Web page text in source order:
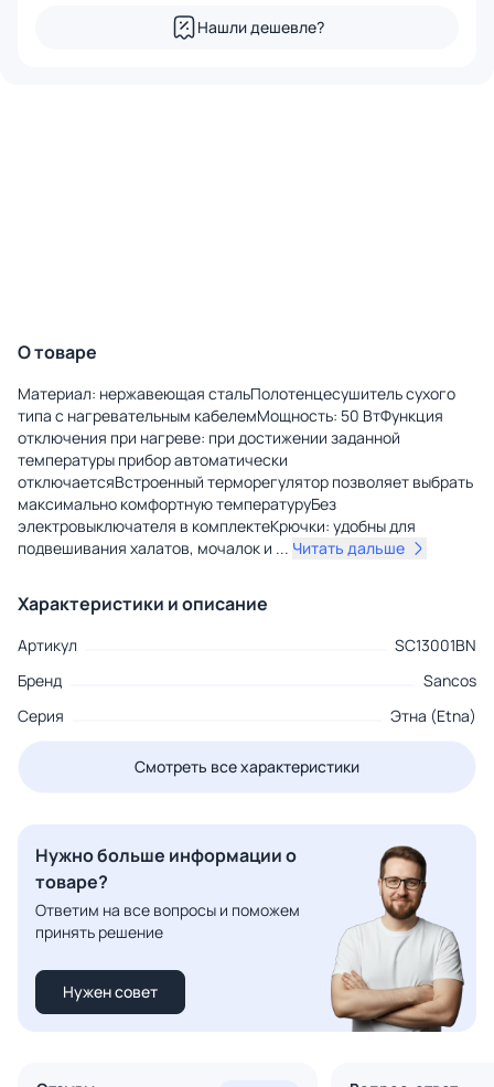
Нашли дешевле?
О товаре
Материал: нержавеющая стальПолотенцесушитель сухого
типа с нагревательным кабелемМощность: 50 ВтФункция
отключения при нагреве: при достижении заданной
температуры прибор автоматически
отключаетсяВстроенный терморегулятор позволяет выбрать
максимально комфортную температуруБез
электровыключателя в комплектеКрючки: удобны для
подвешивания халатов, мочалок и ... Читать дальше
Характеристики и описание
Артикул
SC13001BN
Бренд
Sancos
Серия
Этна (Etna)
Смотреть все характеристики
Нужно больше информации о
товаре?
Ответим на все вопросы и поможем
принять решение
Нужен совет